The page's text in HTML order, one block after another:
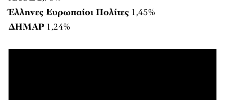
Έλληνες Ευρωπαίοι Πολίτες 1,45%
ΔΗΜΑΡ 1,24%